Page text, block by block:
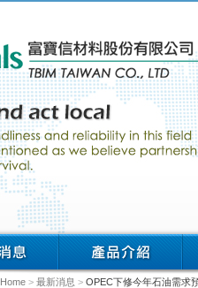
Home > 最新消息 > OPEC下修今年石油需求